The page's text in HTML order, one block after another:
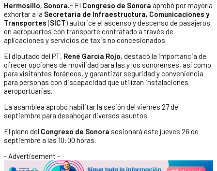
Hermosillo, Sonora.- El Congreso de Sonora aprobó por mayoría
exhortar a la Secretaría de Infraestructura, Comunicaciones y
Transportes(SICT) autorice el ascenso y descenso de pasajeros
en aeropuertos con transporte contratado a través de
aplicaciones y servicios de taxis no concesionados.
El diputado del PT, René García Rojo, destacó la importancia de
ofrecer opciones de movilidad para las y los sonorenses, así como
para visitantes foráneos, y garantizar seguridad y conveniencia
para personas con discapacidad que utilizan instalaciones
aeroportuarias.
La asamblea aprobó habilitar la sesión del viernes 27 de
septiembre para desahogar diversos asuntos.
El pleno del Congreso de Sonora sesionará este jueves 26 de
septiembre a las 10:00 horas.
- Advertisement -